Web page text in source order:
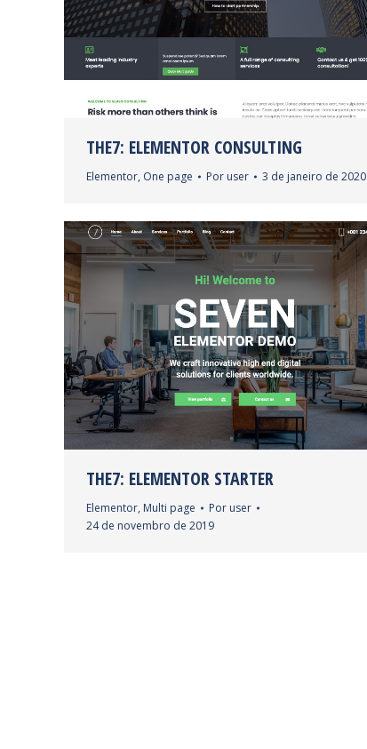
THE7: ELEMENTOR CONSULTING
Elementor, One page Por user 3 de janeiro de 2020
THE7: ELEMENTOR STARTER
Elementor, Multi page Por user
24 de novembro de 2019